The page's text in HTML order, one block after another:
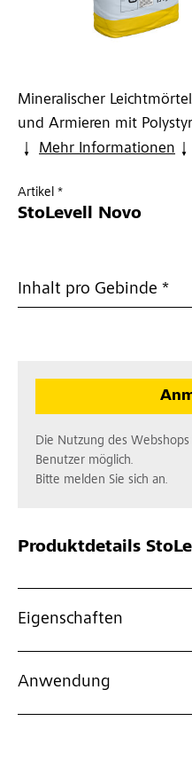
Mineralischer
und Armieren mit
Mehr Informationen
Artikel *
StoLevell Novo
Inhalt pro Gebinde *
Die Nutzung des
Benutzer möglich.
Bitte melden Sie sich an.
Produktdetails
Eigenschaften
Anwendung